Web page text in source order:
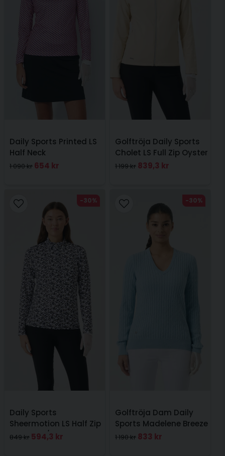
Daily Sports Printed LS
Half Neck
1 090 kr 654 kr
Golftröja Daily Sports
Cholet LS Full Zip Oyster
1 199 kr 839,3 kr
Daily Sports
Sheermotion LS Half Zip
Leo Svart/Vit
849 kr 594,3 kr
-30%
Golftröja Dam Daily
Sports Madelene Breeze
Blue
1 190 kr 833 kr
-30%